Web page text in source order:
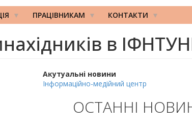
ПРАЦІВНИКАМ КОНТАКТИ
в
Акутуальні новини
Інформаційно-медійний центр
ОСТАННІ